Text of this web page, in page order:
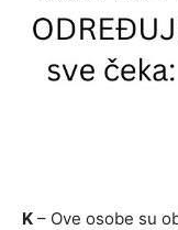
K – Ove osobe su